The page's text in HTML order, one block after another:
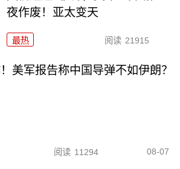
夜作废！亚太变天
最热 阅读 21915
美军报告称中国导弹不如伊朗？
阅读 11294 08-07